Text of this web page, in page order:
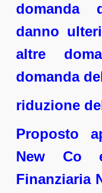
domanda
danno
altre
domanda
riduzione
Proposto
New Co
Finanziaria